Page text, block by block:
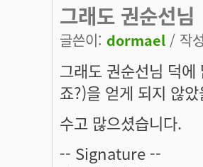
그래도 권순선님
글쓴이: dormael / 작
그래도 권순선님 덕
죠?)을 얻게 되지 않
수고 많으셨습니다.
-- Signature --